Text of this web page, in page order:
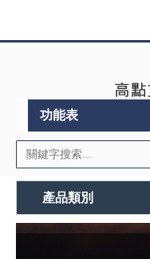
功能表
產品類別